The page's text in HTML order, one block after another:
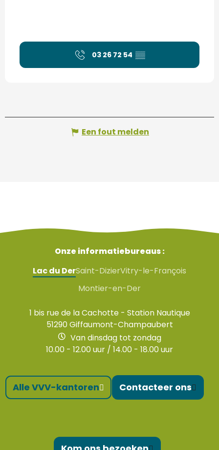
03 26 72 54 ▒▒
Een fout melden
Onze informatiebureaus :
Lac du DerSaint-DizierVitry-le-François
Montier-en-Der
1 bis rue de la Cachotte - Station Nautique
51290 Giffaumont-Champaubert
Van dinsdag tot zondag
10.00 - 12.00 uur / 14.00 - 18.00 uur
Alle VVV-kantoren Contacteer ons